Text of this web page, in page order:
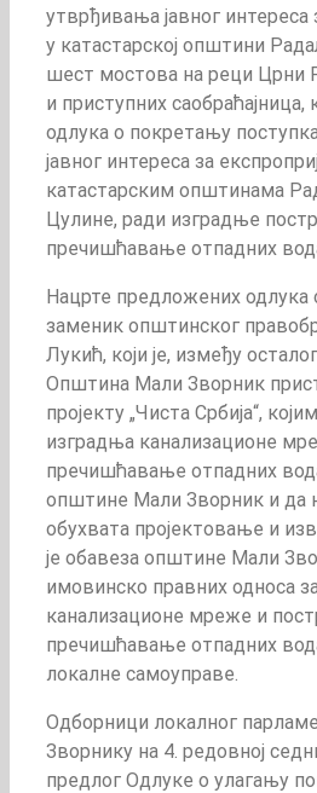
утврђивања јавног интереса
у катастарској општини
шест мостова на реци Црни
и приступних саобраћајница,
одлука о покретању
јавног интереса за
катастарским општинама
Цулине, ради изградње
пречишћавање отпадних
Нацрте предложених одлука
заменик општинског
Лукић, који је, између
Општина Мали Зворник
пројекту „Чиста Србија“,
изградња канализационе
пречишћавање отпадних
општине Мали Зворник и да
обухвата пројектовање и
је обавеза општине Мали
имовинско правних односа
канализационе мреже и
пречишћавање отпадних
локалне самоуправе.
Одборници локалног
Зворнику на 4. редовној
предлог Одлуке о улагању